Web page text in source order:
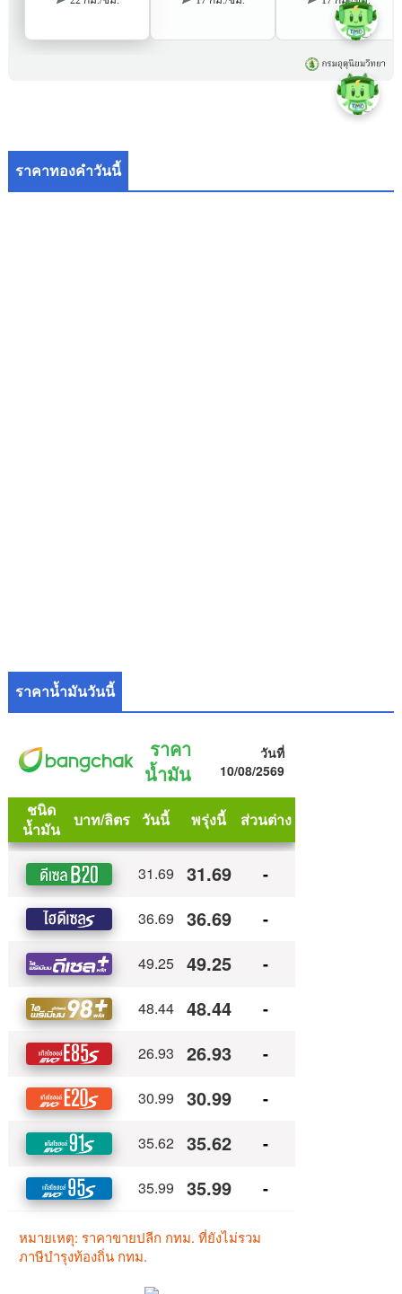
ราคาทองคำวันนี้
ราคาน้ำมันวันนี้